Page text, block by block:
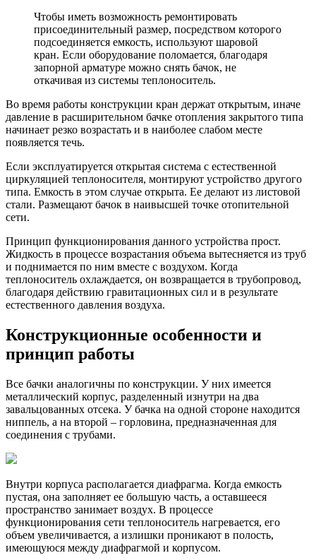
Чтобы иметь возможность ремонтировать
присоединительный размер, посредством которого
подсоединяется емкость, используют шаровой
кран. Если оборудование поломается, благодаря
запорной арматуре можно снять бачок, не
откачивая из системы теплоноситель.
Во время работы конструкции кран держат открытым, иначе
давление в расширительном бачке отопления закрытого типа
начинает резко возрастать и в наиболее слабом месте
появляется течь.
Если эксплуатируется открытая система с естественной
циркуляцией теплоносителя, монтируют устройство другого
типа. Емкость в этом случае открыта. Ее делают из листовой
стали. Размещают бачок в наивысшей точке отопительной
сети.
Принцип функционирования данного устройства прост.
Жидкость в процессе возрастания объема вытесняется из труб
и поднимается по ним вместе с воздухом. Когда
теплоноситель охлаждается, он возвращается в трубопровод,
благодаря действию гравитационных сил и в результате
естественного давления воздуха.
Конструкционные особенности и
принцип работы
Все бачки аналогичны по конструкции. У них имеется
металлический корпус, разделенный изнутри на два
завальцованных отсека. У бачка на одной стороне находится
ниппель, а на второй – горловина, предназначенная для
соединения с трубами.
Внутри корпуса располагается диафрагма. Когда емкость
пустая, она заполняет ее большую часть, а оставшееся
пространство занимает воздух. В процессе
функционирования сети теплоноситель нагревается, его
объем увеличивается, а излишки проникают в полость,
имеющуюся между диафрагмой и корпусом.